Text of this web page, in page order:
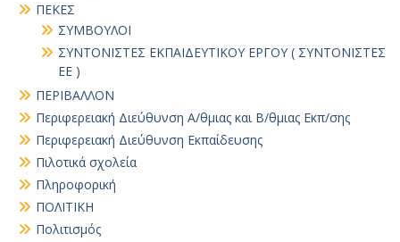
ΠΕΚΕΣ
ΣΥΜΒΟΥΛΟΙ
ΣΥΝΤΟΝΙΣΤΕΣ ΕΚΠΑΙΔΕΥΤΙΚΟΥ ΕΡΓΟΥ ( ΣΥΝΤΟΝΙΣΤΕΣ
ΕΕ )
ΠΕΡΙΒΑΛΛΟΝ
Περιφερειακή Διεύθυνση Α/θμιας και Β/θμιας Εκπ/σης
Περιφερειακή Διεύθυνση Εκπαίδευσης
Πιλοτικά σχολεία
Πληροφορική
ΠΟΛΙΤΙΚΗ
Πολιτισμός